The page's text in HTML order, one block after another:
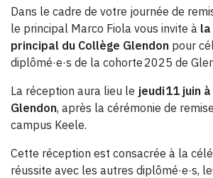
Dans le cadre de votre journée de
le principal Marco Fiola vous invite à
principal du Collège Glendon pour
diplômé·e·s de la cohorte 2025 de
La réception aura lieu le jeudi 11 juin
Glendon, après la cérémonie de
campus Keele.
Cette réception est consacrée à la
réussite avec les autres diplômé·e·s,